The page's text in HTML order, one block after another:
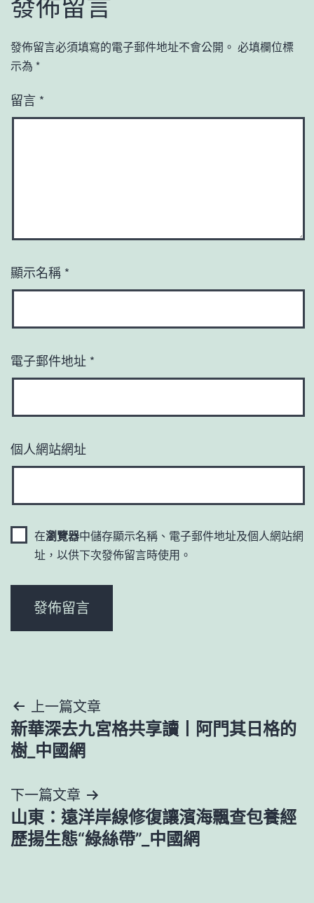
發佈留言
發佈留言必須填寫的電子郵件地址不會公開。 必填欄位標
示為 *
留言 *
顯示名稱 *
電子郵件地址 *
個人網站網址
在瀏覽器中儲存顯示名稱、電子郵件地址及個人網站網
址，以供下次發佈留言時使用。
文
章
覽
上一篇文章
新華深去九宮格共享讀丨阿門其日格的
樹_中國網
下一篇文章
山東：遠洋岸線修復讓濱海飄查包養經
歷揚生態“綠絲帶”_中國網